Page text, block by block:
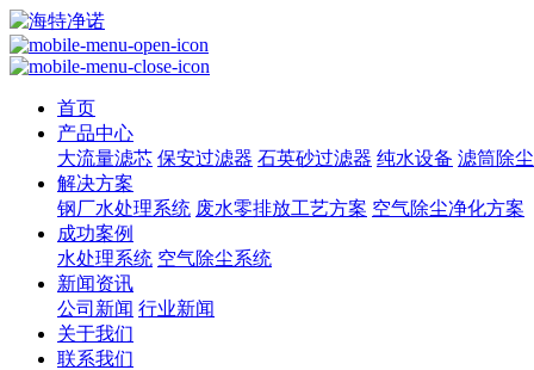
首页
产品中心
大流量滤芯 保安过滤器 石英砂过滤器 纯水设备 滤筒除
解决方案
钢厂水处理系统 废水零排放工艺方案 空气除尘净化方案
成功案例
水处理系统 空气除尘系统
新闻资讯
公司新闻 行业新闻
关于我们
联系我们